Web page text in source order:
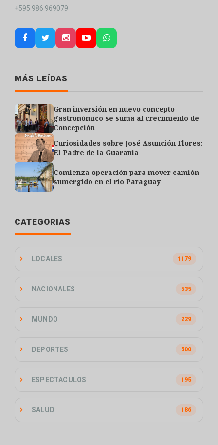
+595 986 969079
MÁS LEÍDAS
Gran inversión en nuevo concepto
gastronómico se suma al crecimiento de
Concepción
Curiosidades sobre José Asunción Flores:
El Padre de la Guarania
Comienza operación para mover camión
sumergido en el río Paraguay
CATEGORIAS
LOCALES 1179
NACIONALES 535
MUNDO 229
DEPORTES 500
ESPECTACULOS 195
SALUD 186